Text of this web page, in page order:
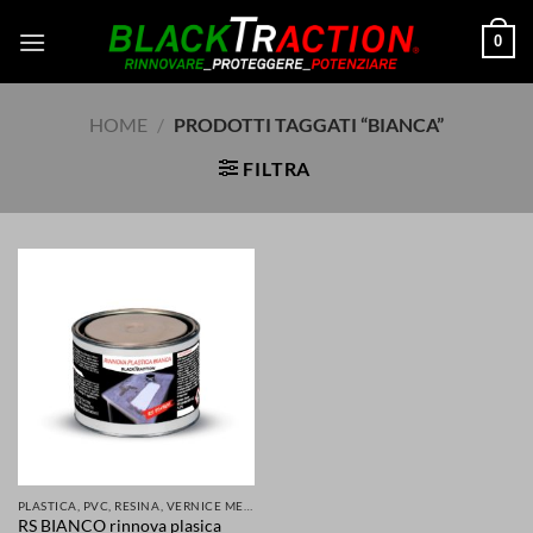
0
HOME / PRODOTTI TAGGATI “BIANCA”
FILTRA
RS BIANCO rinnova plasica